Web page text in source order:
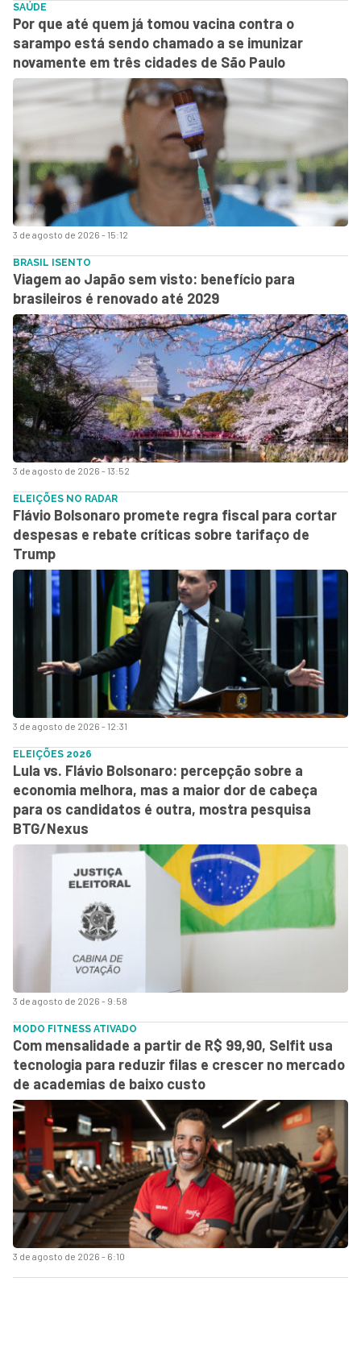
3 de agosto de 2026 - 15:12
SAÚDE
Por que até quem já tomou vacina contra o
sarampo está sendo chamado a se imunizar
novamente em três cidades de São Paulo
3 de agosto de 2026 - 13:52
BRASIL ISENTO
Viagem ao Japão sem visto: benefício para
brasileiros é renovado até 2029
3 de agosto de 2026 - 12:31
ELEIÇÕES NO RADAR
Flávio Bolsonaro promete regra fiscal para cortar
despesas e rebate críticas sobre tarifaço de
Trump
3 de agosto de 2026 - 9:58
ELEIÇÕES 2026
Lula vs. Flávio Bolsonaro: percepção sobre a
economia melhora, mas a maior dor de cabeça
para os candidatos é outra, mostra pesquisa
BTG/Nexus
3 de agosto de 2026 - 6:10
MODO FITNESS ATIVADO
Com mensalidade a partir de R$ 99,90, Selfit usa
tecnologia para reduzir filas e crescer no mercado
de academias de baixo custo